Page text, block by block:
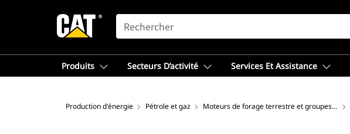
SEARCH
Produits Secteurs D’activité Services Et Assistance
Production d'énergie Pétrole et gaz Moteurs de forage terrestre et groupes électrogènes